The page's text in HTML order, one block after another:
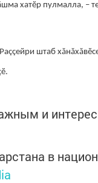
хатӗр пулмалла, –
штаб
и
в